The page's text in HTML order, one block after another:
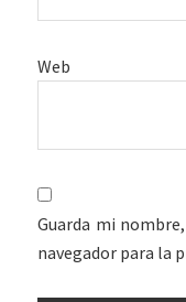
Web
Guarda mi
navegador para la